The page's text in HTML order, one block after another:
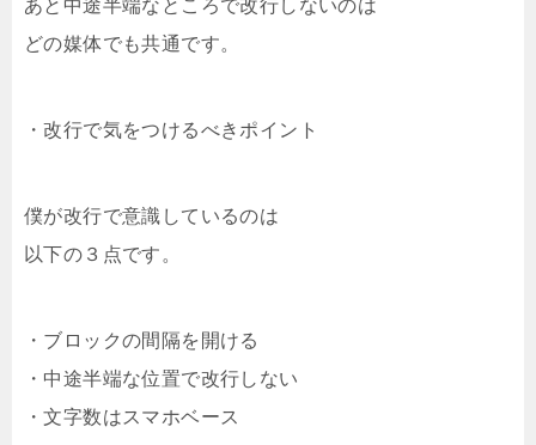
あと中途半端なところで改行しないのは
どの媒体でも共通です。
・改行で気をつけるべきポイント
僕が改行で意識しているのは
以下の３点です。
・ブロックの間隔を開ける
・中途半端な位置で改行しない
・文字数はスマホベース